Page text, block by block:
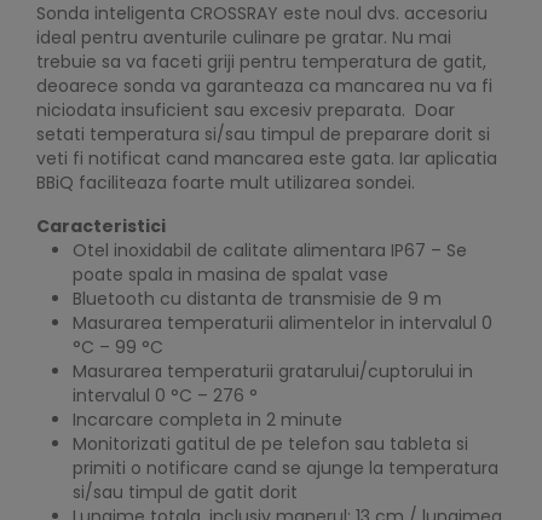
Sonda inteligenta CROSSRAY este noul dvs. accesoriu
ideal pentru aventurile culinare pe gratar. Nu mai
trebuie sa va faceti griji pentru temperatura de gatit,
deoarece sonda va garanteaza ca mancarea nu va fi
niciodata insuficient sau excesiv preparata. Doar
setati temperatura si/sau timpul de preparare dorit si
veti fi notificat cand mancarea este gata. Iar aplicatia
BBiQ faciliteaza foarte mult utilizarea sondei.
Caracteristici
Otel inoxidabil de calitate alimentara IP67 – Se
poate spala in masina de spalat vase
Bluetooth cu distanta de transmisie de 9 m
Masurarea temperaturii alimentelor in intervalul 0
°C – 99 °C
Masurarea temperaturii gratarului/cuptorului in
intervalul 0 °C – 276 °
Incarcare completa in 2 minute
Monitorizati gatitul de pe telefon sau tableta si
primiti o notificare cand se ajunge la temperatura
si/sau timpul de gatit dorit